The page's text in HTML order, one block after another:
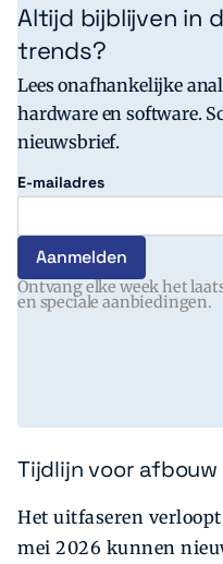
Altijd bijblijven in
trends?
Lees onafhankelijke
hardware en software.
nieuwsbrief.
E-mailadres
Ontvang elke week het
en speciale aanbiedingen.
Tijdlijn voor
Het uitfaseren
mei 2026 kunnen